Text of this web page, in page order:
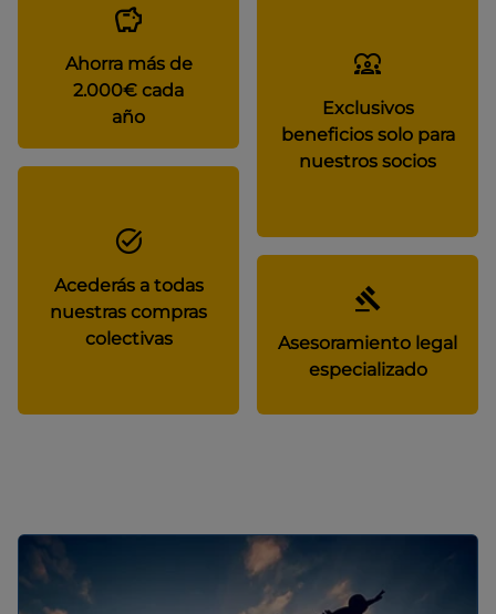
Ahorra más de
2.000€ cada
año
Exclusivos
beneficios solo para
nuestros socios
Acederás a todas
nuestras compras
colectivas
Asesoramiento legal
especializado